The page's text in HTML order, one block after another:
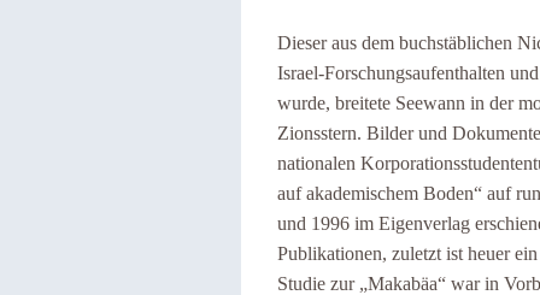
Dieser aus dem buchstäblichen
Israel-Forschungsaufenthalten
wurde, breitete Seewann in der
Zionsstern. Bilder und
nationalen
auf akademischem Boden“ auf
und 1996 im Eigenverlag
Publikationen, zuletzt ist heuer
Studie zur „Makabäa“ war in